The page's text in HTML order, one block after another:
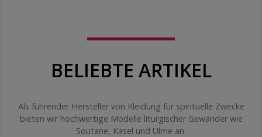
BELIEBTE ARTIKEL
Als führender Hersteller von Kleidung für spirituelle Zwecke
bieten wir hochwertige Modelle liturgischer Gewänder wie
Soutane, Kasel und Ulme an.